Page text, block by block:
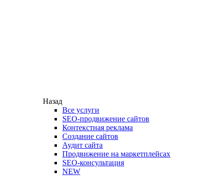
Назад
Все услуги
SEO-продвижение сайтов
Контекстная реклама
Создание сайтов
Аудит сайта
Продвижение на маркетплейсах
SEO-консультация
NEW